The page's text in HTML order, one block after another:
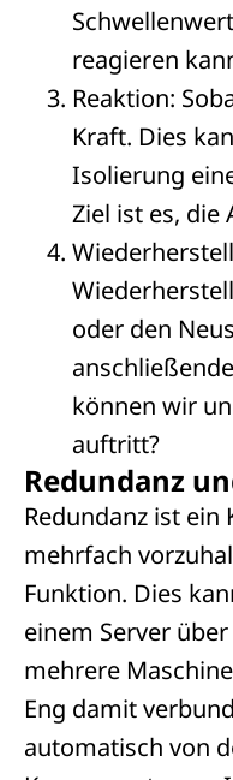
reagieren
Reaktion:
Kraft. Dies
Isolierung
Ziel ist es,
oder den
können wir
auftritt?
Redundanz
Redundanz ist
mehrfach
Funktion. Dies
einem Server
mehrere
Eng damit
automatisch von